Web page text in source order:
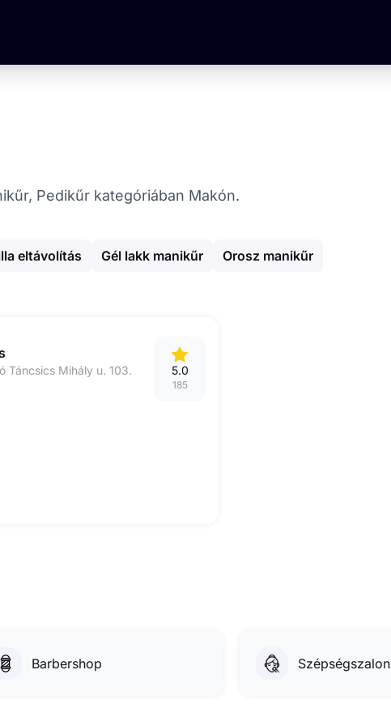
Pedikűr kategóriában Makón.
eltávolítás Gél lakk manikűr Orosz manikűr
Táncsics Mihály u. 103. 5.0
185
Barbershop Szépségszalon